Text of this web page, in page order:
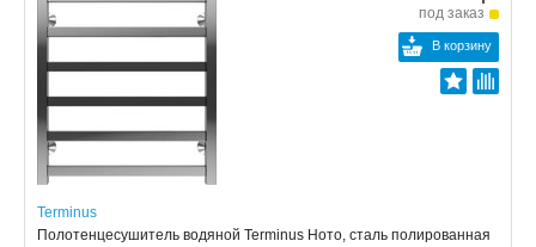
под заказ
В корзину
Terminus
Полотенцесушитель водяной Terminus Ното, сталь полированная